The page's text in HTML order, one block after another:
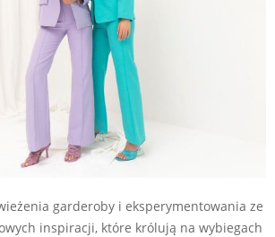
garderoby i eksperymentowania ze
inspiracji, które królują na wybiegach